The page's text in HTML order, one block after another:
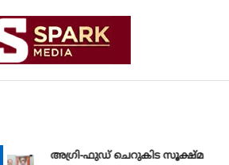
അഗ്രി-ഫുഡ് ചെറുകിട സൂക്ഷ്മ